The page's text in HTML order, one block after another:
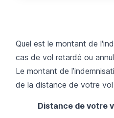
Quel est le montant de
cas de vol retardé ou
Le montant de
de la distance de votre vol
Distance de votre